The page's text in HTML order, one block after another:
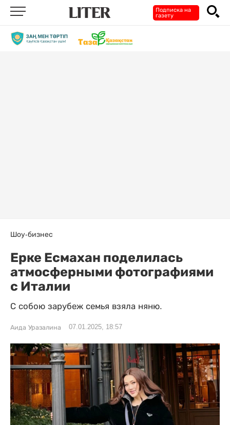
Подписка на
газету
Шоу-бизнес
Ерке Есмахан поделилась
атмосферными фотографиями
с Италии
С собою зарубеж семья взяла няню.
Аида Уразалина 07.01.2025, 18:57